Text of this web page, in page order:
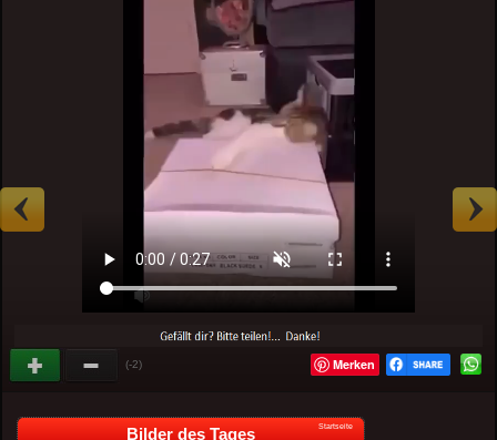
(-2) Merken
Bilder des Tages Startseite